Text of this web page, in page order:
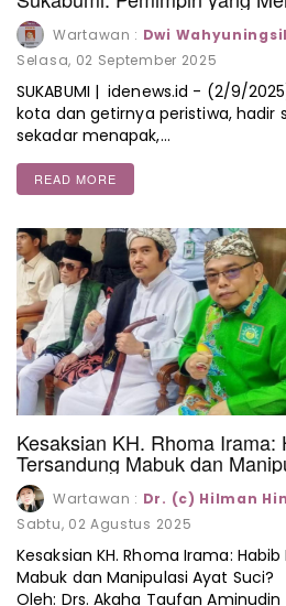
Doa dan Tindakan
Wartawan : Dwi
Selasa, 02 September 2025
SUKABUMI | idenews.id - (2/9/
kota dan getirnya peristiwa, hadir
sekadar menapak,…
READ MORE
Kesaksian KH. Rhoma Irama:
Tersandung Mabuk dan
Wartawan : Dr. (c) Hilman
Sabtu, 02 Agustus 2025
Kesaksian KH. Rhoma Irama:
Mabuk dan Manipulasi Ayat Suci?
Oleh: Drs. Akaha Taufan Aminudin